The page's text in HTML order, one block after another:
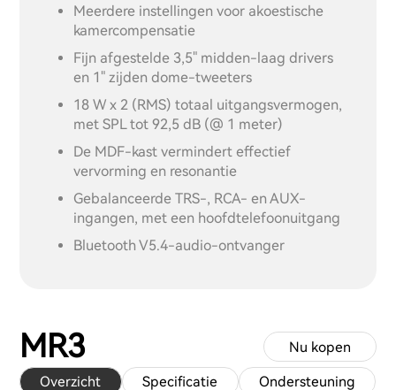
Meerdere instellingen voor akoestische
kamercompensatie
Fijn afgestelde 3,5" midden-laag drivers
en 1" zijden dome-tweeters
18 W x 2 (RMS) totaal uitgangsvermogen,
met SPL tot 92,5 dB (@ 1 meter)
De MDF-kast vermindert effectief
vervorming en resonantie
Gebalanceerde TRS-, RCA- en AUX-
ingangen, met een hoofdtelefoonuitgang
Bluetooth V5.4-audio-ontvanger
MR3
Overzicht Specificatie Ondersteuning
Nu kopen